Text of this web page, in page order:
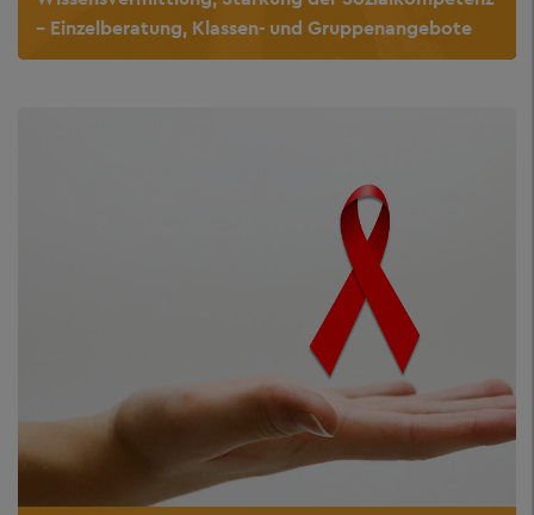
– Einzelberatung, Klassen- und Gruppenangebote